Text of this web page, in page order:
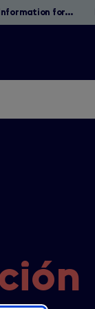
Information for...